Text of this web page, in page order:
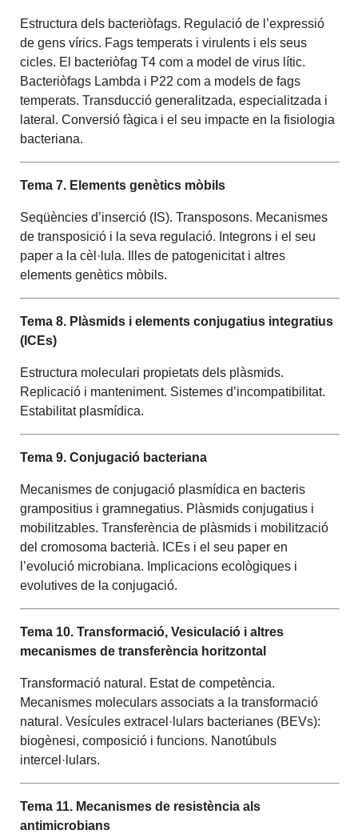
Estructura dels bacteriòfags. Regulació de l’expressió
de gens vírics. Fags temperats i virulents i els seus
cicles. El bacteriòfag T4 com a model de virus lític.
Bacteriòfags Lambda i P22 com a models de fags
temperats. Transducció generalitzada, especialitzada i
lateral. Conversió fàgica i el seu impacte en la fisiologia
bacteriana.
Tema 7. Elements genètics mòbils
Seqüències d’inserció (IS). Transposons. Mecanismes
de transposició i la seva regulació. Integrons i el seu
paper a la cèl·lula. Illes de patogenicitat i altres
elements genètics mòbils.
Tema 8. Plàsmids i elements conjugatius integratius
(ICEs)
Estructura moleculari propietats dels plàsmids.
Replicació i manteniment. Sistemes d’incompatibilitat.
Estabilitat plasmídica.
Tema 9. Conjugació bacteriana
Mecanismes de conjugació plasmídica en bacteris
grampositius i gramnegatius. Plàsmids conjugatius i
mobilitzables. Transferència de plàsmids i mobilització
del cromosoma bacterià. ICEs i el seu paper en
l’evolució microbiana. Implicacions ecològiques i
evolutives de la conjugació.
Tema 10. Transformació, Vesiculació i altres
mecanismes de transferència horitzontal
Transformació natural. Estat de competència.
Mecanismes moleculars associats a la transformació
natural. Vesícules extracel·lulars bacterianes (BEVs):
biogènesi, composició i funcions. Nanotúbuls
intercel·lulars.
Tema 11. Mecanismes de resistència als
antimicrobians